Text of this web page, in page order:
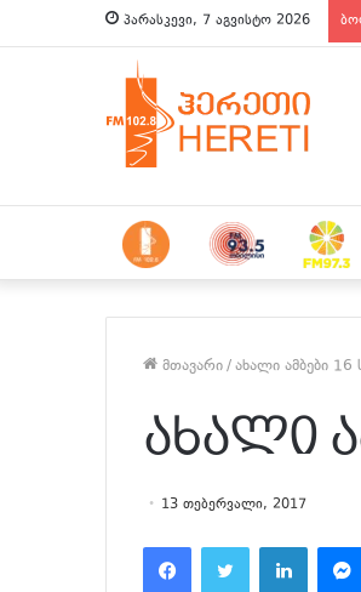
პარასკევი, 7 აგვისტო 2026
მთავარი/ახალი ამბები 16
ახალი
13 თებერვალი, 2017